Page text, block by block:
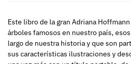
Este libro de la gran Adriana
árboles famosos en nuestro país,
largo de nuestra historia y que son
sus características ilustraciones y